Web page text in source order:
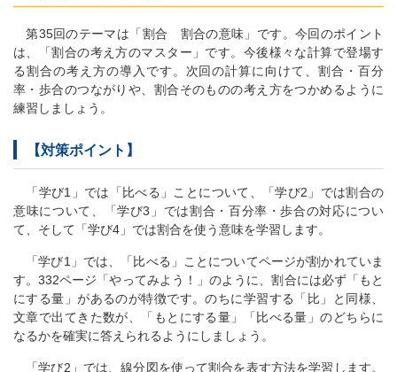
第35回のテーマは「割合 割合の意味」です。今回のポイント
は、「割合の考え方のマスター」です。今後様々な計算で登場す
る割合の考え方の導入です。次回の計算に向けて、割合・百分
率・歩合のつながりや、割合そのものの考え方をつかめるように
練習しましょう。
【対策ポイント】
「学び1」では「比べる」ことについて、「学び2」では割合の
意味について、「学び3」では割合・百分率・歩合の対応につい
て、そして「学び4」では割合を使う意味を学習します。
「学び1」では、「比べる」ことについてページが割かれていま
す。332ページ「やってみよう！」のように、割合には必ず「もと
にする量」があるのが特徴です。のちに学習する「比」と同様、
文章で出てきた数が、「もとにする量」「比べる量」のどちらに
なるかを確実に答えられるようにしましょう。
「学び2」では、線分図を使って割合を表す方法を学習します。